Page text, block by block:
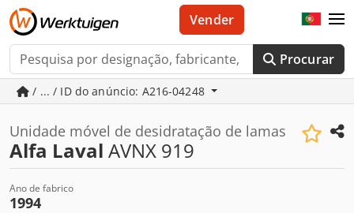
Procurar
Vender
/ ... / ID do anúncio: A216-04248
Unidade móvel de desidratação de lamas
Alfa Laval AVNX 919
Ano de fabrico
1994